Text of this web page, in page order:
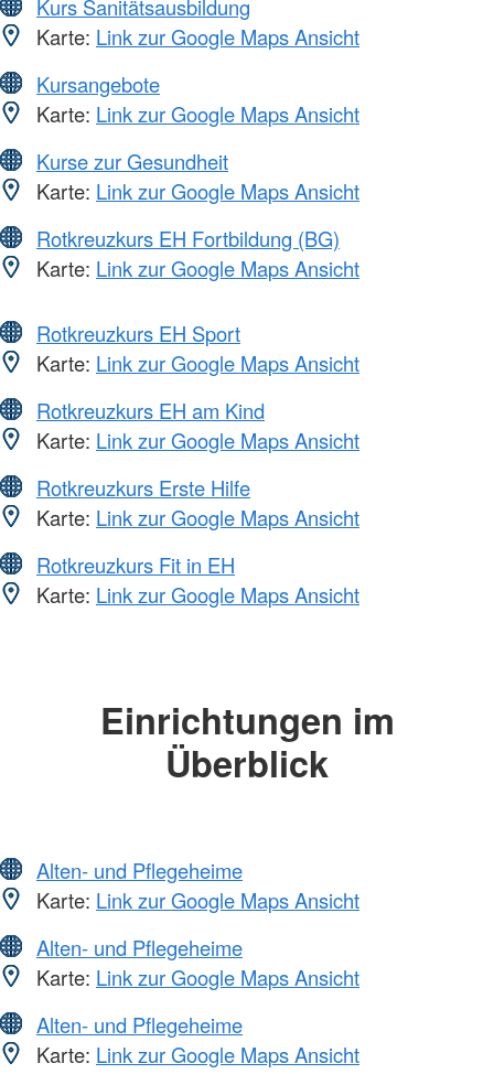
Kurs Sanitätsausbildung
Karte: Link zur Google Maps Ansicht
Kursangebote
Karte: Link zur Google Maps Ansicht
Kurse zur Gesundheit
Karte: Link zur Google Maps Ansicht
Rotkreuzkurs EH Fortbildung (BG)
Karte: Link zur Google Maps Ansicht
Rotkreuzkurs EH Sport
Karte: Link zur Google Maps Ansicht
Rotkreuzkurs EH am Kind
Karte: Link zur Google Maps Ansicht
Rotkreuzkurs Erste Hilfe
Karte: Link zur Google Maps Ansicht
Rotkreuzkurs Fit in EH
Karte: Link zur Google Maps Ansicht
Einrichtungen im
Überblick
Alten- und Pflegeheime
Karte: Link zur Google Maps Ansicht
Alten- und Pflegeheime
Karte: Link zur Google Maps Ansicht
Alten- und Pflegeheime
Karte: Link zur Google Maps Ansicht